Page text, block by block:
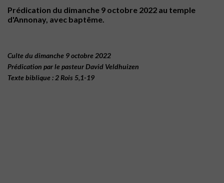
Prédication du dimanche 9 octobre 2022 au temple
d'Annonay, avec baptême.
Culte du dimanche 9 octobre 2022
Prédication par le pasteur David Veldhuizen
Texte biblique : 2 Rois 5,1-19